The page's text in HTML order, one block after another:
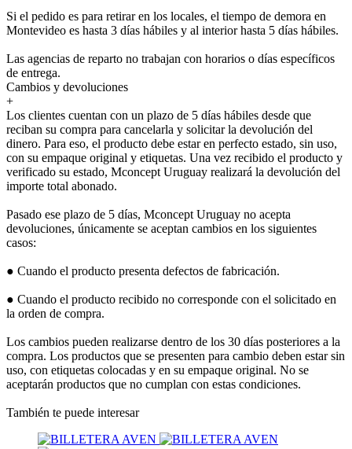
Si el pedido es para retirar en los locales, el tiempo de demora en
Montevideo es hasta 3 días hábiles y al interior hasta 5 días hábiles.
Las agencias de reparto no trabajan con horarios o días específicos
de entrega.
Cambios y devoluciones
+
Los clientes cuentan con un plazo de 5 días hábiles desde que
reciban su compra para cancelarla y solicitar la devolución del
dinero. Para eso, el producto debe estar en perfecto estado, sin uso,
con su empaque original y etiquetas. Una vez recibido el producto y
verificado su estado, Mconcept Uruguay realizará la devolución del
importe total abonado.
Pasado ese plazo de 5 días, Mconcept Uruguay no acepta
devoluciones, únicamente se aceptan cambios en los siguientes
casos:
● Cuando el producto presenta defectos de fabricación.
● Cuando el producto recibido no corresponde con el solicitado en
la orden de compra.
Los cambios pueden realizarse dentro de los 30 días posteriores a la
compra. Los productos que se presenten para cambio deben estar sin
uso, con etiquetas colocadas y en su empaque original. No se
aceptarán productos que no cumplan con estas condiciones.
También te puede interesar